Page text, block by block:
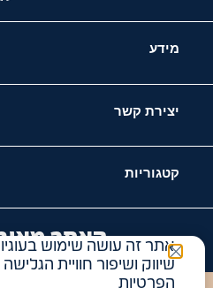
מידע
יצירת קשר
קטגוריות
האתר
אתר זה עושה שימוש
שיווק ושיפור חוויית
הפרטיות